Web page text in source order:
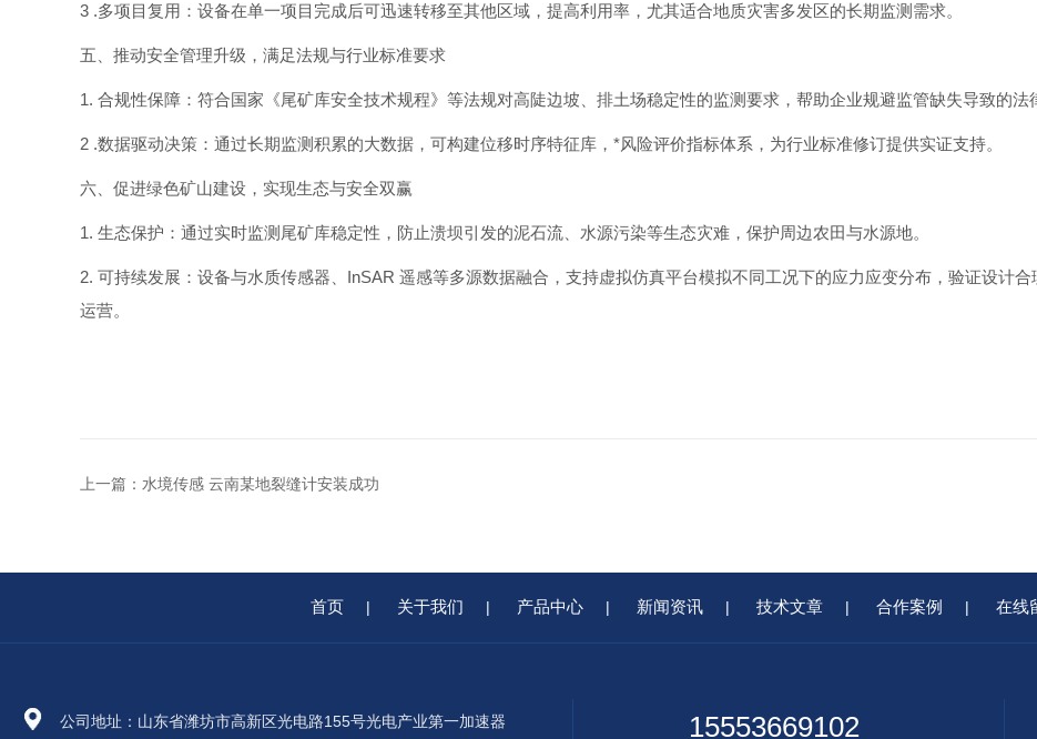
3 .多项目复用：设备在单一项目完成后可迅速转移至其他区域，提高利用率，尤其适合地质灾害多发区的长期监测需求。
五、推动安全管理升级，满足法规与行业标准要求
1. 合规性保障：符合国家《尾矿库安全技术规程》等法规对高陡边坡、排土场稳定性的监测要求，帮助企业规避监管缺失导致的法
2 .数据驱动决策：通过长期监测积累的大数据，可构建位移时序特征库，*风险评价指标体系，为行业标准修订提供实证支持。
六、促进绿色矿山建设，实现生态与安全双赢
1. 生态保护：通过实时监测尾矿库稳定性，防止溃坝引发的泥石流、水源污染等生态灾难，保护周边农田与水源地。
2. 可持续发展：设备与水质传感器、InSAR 遥感等多源数据融合，支持虚拟仿真平台模拟不同工况下的应力应变分布，验证设计
运营。
上一篇： 水境传感 云南某地裂缝计安装成功
首页 | 关于我们 | 产品中心 | 新闻资讯 | 技术文章 | 合作案例 | 在线
公司地址：山东省潍坊市高新区光电路155号光电产业第一加速器 15553669102